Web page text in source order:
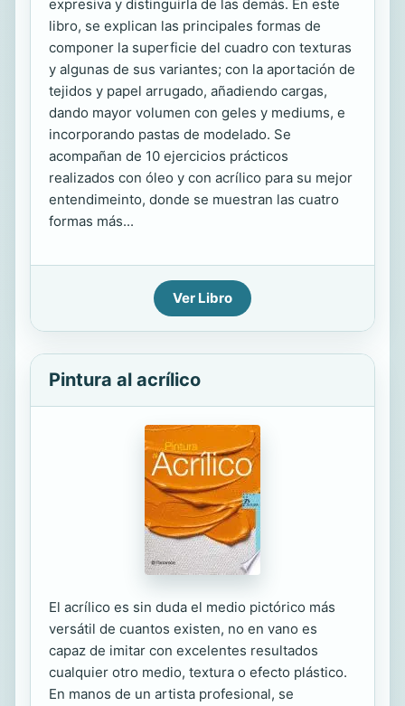
expresiva y distinguirla de las demás. En este
libro, se explican las principales formas de
componer la superficie del cuadro con texturas
y algunas de sus variantes; con la aportación de
tejidos y papel arrugado, añadiendo cargas,
dando mayor volumen con geles y mediums, e
incorporando pastas de modelado. Se
acompañan de 10 ejercicios prácticos
realizados con óleo y con acrílico para su mejor
entendimeinto, donde se muestran las cuatro
formas más...
Ver Libro
Pintura al acrílico
El acrílico es sin duda el medio pictórico más
versátil de cuantos existen, no en vano es
capaz de imitar con excelentes resultados
cualquier otro medio, textura o efecto plástico.
En manos de un artista profesional, se